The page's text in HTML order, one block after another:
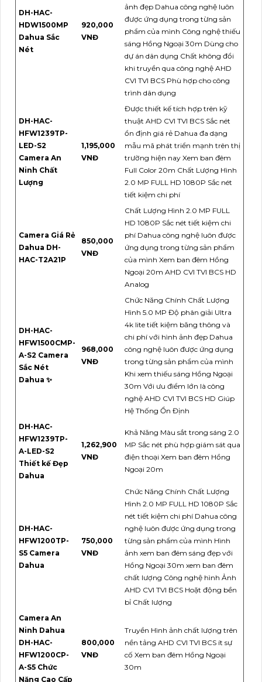
DH-HAC-
HDW1500MP
Dahua Sắc
Nét
920,000
VNĐ
ảnh đẹp Dahua công nghệ luôn
được ứng dụng trong từng sản
phẩm của mình Công nghệ thiếu
sáng Hồng Ngoại 30m Dùng cho
dự án dân dụng Chất không đổi
khi truyền qua công nghệ AHD
CVI TVI BCS Phù hợp cho công
trình dân dụng
DH-HAC-
HFW1239TP-
LED-S2
Camera An
Ninh Chất
Lượng
1,195,000
VNĐ
Được thiết kế tích hợp trên kỹ
thuật AHD CVI TVI BCS Sắc nét
ổn định giá rẻ Dahua đa dạng
mẫu mã phát triển mạnh trên thị
trường hiện nay Xem ban đêm
Full Color 20m Chất Lượng Hình
2.0 MP FULL HD 1080P Sắc nét
tiết kiệm chi phí
Camera Giá Rẻ
Dahua DH-
HAC-T2A21P
850,000
VNĐ
Chất Lượng Hình 2.0 MP FULL
HD 1080P Sắc nét tiết kiệm chi
phí Dahua công nghệ luôn được
ứng dụng trong từng sản phẩm
của mình Xem ban đêm Hồng
Ngoại 20m AHD CVI TVI BCS HD
Analog
DH-HAC-
HFW1500CMP-
A-S2 Camera
Sắc Nét
Dahua ✨
968,000
VNĐ
Chức Năng Chính Chất Lượng
Hình 5.0 MP Độ phân giải Ultra
4k lite tiết kiệm băng thông và
chi phí với hình ảnh đẹp Dahua
công nghệ luôn được ứng dụng
trong từng sản phẩm của mình
Khi xem thiếu sáng Hồng Ngoại
30m Với ưu điểm lớn là công
nghệ AHD CVI TVI BCS HD Giúp
Hệ Thống Ổn Định
DH-HAC-
HFW1239TP-
A-LED-S2
Thiết kế Đẹp
Dahua
1,262,900
VNĐ
Khả Năng Màu sắt trong sáng 2.0
MP Sắc nét phù hợp giám sát qua
điện thoại Xem ban đêm Hồng
Ngoại 20m
DH-HAC-
HFW1200TP-
S5 Camera
Dahua
750,000
VNĐ
Chức Năng Chính Chất Lượng
Hình 2.0 MP FULL HD 1080P Sắc
nét tiết kiệm chi phí Dahua công
nghệ luôn được ứng dụng trong
từng sản phẩm của mình Hình
ảnh xem ban đêm sáng đẹp với
Hồng Ngoại 30m xem ban đêm
chất lượng Công nghệ hình Ảnh
AHD CVI TVI BCS Hoặt động bền
bỉ Chất lượng
Camera An
Ninh Dahua
DH-HAC-
HFW1200CP-
A-S5 Chức
Năng Cao Cấp
800,000
VNĐ
Truyền Hình ảnh chất lượng trên
nền tảng AHD CVI TVI BCS ít sự
cố Xem ban đêm Hồng Ngoại
30m